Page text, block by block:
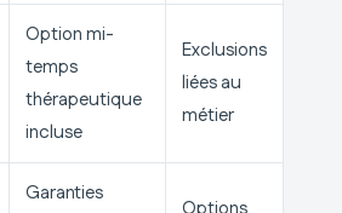
Option mi-
temps
thérapeutique
incluse
Exclusions
liées au
métier
Garanties